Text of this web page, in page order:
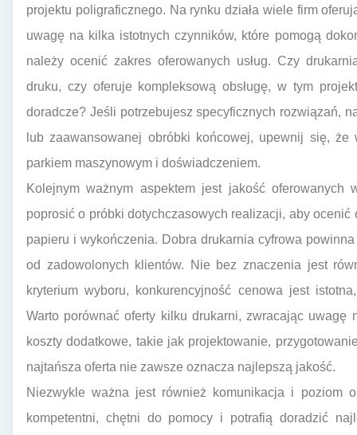
projektu poligraficznego. Na rynku działa wiele firm
uwagę na kilka istotnych czynników, które pomogą
należy ocenić zakres oferowanych usług. Czy
druku, czy oferuje kompleksową obsługę, w tym
doradcze? Jeśli potrzebujesz specyficznych rozwiązań,
lub zaawansowanej obróbki końcowej, upewnij się,
parkiem maszynowym i doświadczeniem.
Kolejnym ważnym aspektem jest jakość oferowanych
poprosić o próbki dotychczasowych realizacji, aby
papieru i wykończenia. Dobra drukarnia cyfrowa
od zadowolonych klientów. Nie bez znaczenia jest
kryterium wyboru, konkurencyjność cenowa jest
Warto porównać oferty kilku drukarni, zwracając
koszty dodatkowe, takie jak projektowanie,
najtańsza oferta nie zawsze oznacza najlepszą jakość.
Niezwykle ważna jest również komunikacja i poziom
kompetentni, chętni do pomocy i potrafią doradzić